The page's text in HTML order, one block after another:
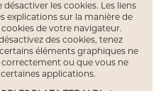
les cookies. Les liens
explications sur la manière de
de votre navigateur.
des cookies, tenez
éléments graphiques ne
ou que vous ne
applications.